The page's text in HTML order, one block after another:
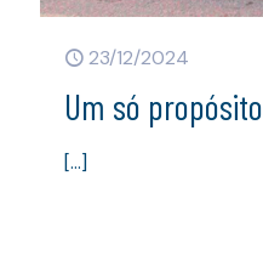
23/12/2024
Um só propósito
[…]